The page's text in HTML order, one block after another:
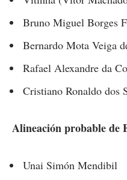
Bruno Miguel Borges
Bernardo Mota Veiga
Rafael Alexandre da
Cristiano Ronaldo dos
Alineación probable de
Unai Simón Mendibil